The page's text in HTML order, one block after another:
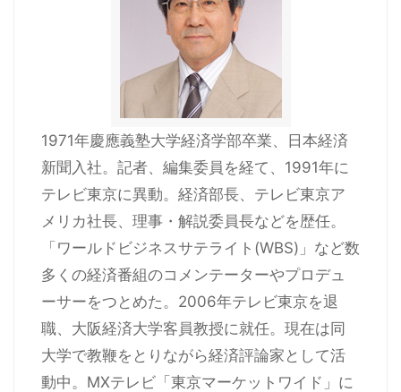
1971年慶應義塾大学経済学部卒業、日本経済
新聞入社。記者、編集委員を経て、1991年に
テレビ東京に異動。経済部長、テレビ東京ア
メリカ社長、理事・解説委員長などを歴任。
「ワールドビジネスサテライト(WBS)」など数
多くの経済番組のコメンテーターやプロデュ
ーサーをつとめた。2006年テレビ東京を退
職、大阪経済大学客員教授に就任。現在は同
大学で教鞭をとりながら経済評論家として活
動中。MXテレビ「東京マーケットワイド」に